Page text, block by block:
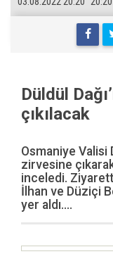
Düldül
çıkılacak
Osmaniye Valisi
zirvesine
inceledi.
İlhan ve Düziçi
yer aldı....